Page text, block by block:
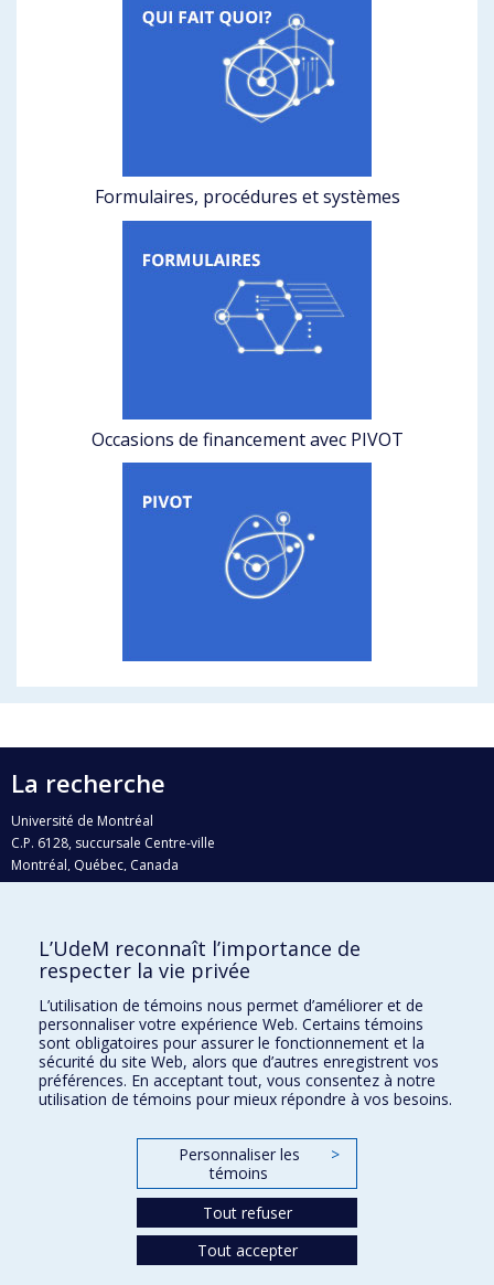
Formulaires, procédures et systèmes
Occasions de financement avec PIVOT
La recherche
Université de Montréal
C.P. 6128, succursale Centre-ville
Montréal, Québec, Canada
H3C 3J7
Qui fait quoi?
Nous trouver
Plan du site
Accessibilité
L’UdeM reconnaît l’importance de
respecter la vie privée
L’utilisation de témoins nous permet d’améliorer et de
personnaliser votre expérience Web. Certains témoins
sont obligatoires pour assurer le fonctionnement et la
sécurité du site Web, alors que d’autres enregistrent vos
préférences. En acceptant tout, vous consentez à notre
utilisation de témoins pour mieux répondre à vos besoins.
Personnaliser les
témoins
>
Tout refuser
Tout accepter